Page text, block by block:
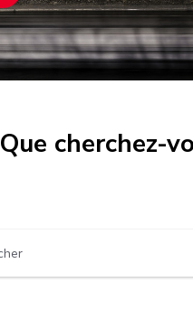
Que cherchez-